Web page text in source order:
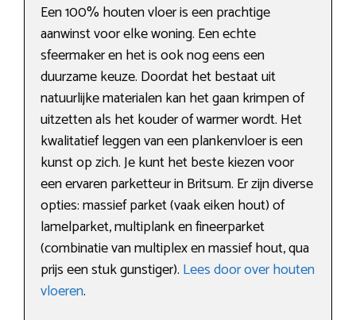
Een 100% houten vloer is een prachtige
aanwinst voor elke woning. Een echte
sfeermaker en het is ook nog eens een
duurzame keuze. Doordat het bestaat uit
natuurlijke materialen kan het gaan krimpen of
uitzetten als het kouder of warmer wordt. Het
kwalitatief leggen van een plankenvloer is een
kunst op zich. Je kunt het beste kiezen voor
een ervaren parketteur in Britsum. Er zijn diverse
opties: massief parket (vaak eiken hout) of
lamelparket, multiplank en fineerparket
(combinatie van multiplex en massief hout, qua
prijs een stuk gunstiger). Lees door over houten
vloeren.